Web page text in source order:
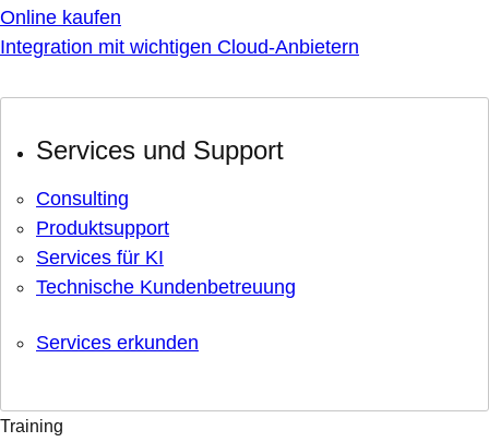
Online kaufen
Integration mit wichtigen Cloud-Anbietern
Services und Support
Consulting
Produktsupport
Services für KI
Technische Kundenbetreuung
Services erkunden
Training